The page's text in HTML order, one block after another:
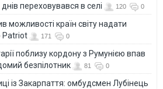
переховувався в селі
120 0
можливості країн світу надати
Patriot
171 0
поблизу кордону з Румунією впав
безпілотник
81 0
із Закарпаття: омбудсмен Лубінець